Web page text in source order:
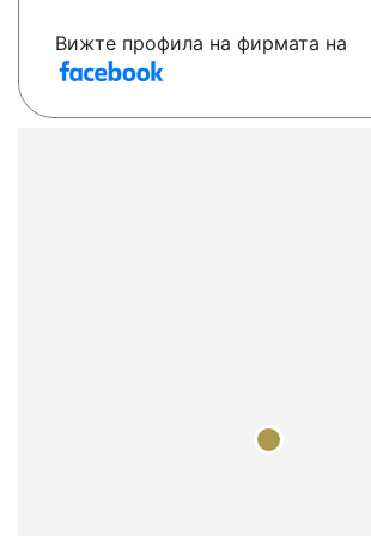
Вижте профила на фирмата на